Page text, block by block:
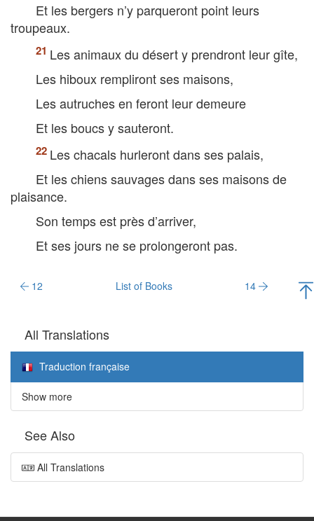
Et les bergers n’y parqueront point leurs
troupeaux.
Les animaux du désert y prendront leur gîte,
Les hiboux rempliront ses maisons,
Les autruches en feront leur demeure
Et les boucs y sauteront.
Les chacals hurleront dans ses palais,
Et les chiens sauvages dans ses maisons de
plaisance.
Son temps est près d’arriver,
Et ses jours ne se prolongeront pas.
12 List of Books 14
All Translations
Traduction française
Show more
See Also
All Translations